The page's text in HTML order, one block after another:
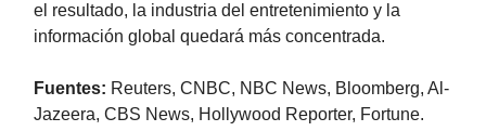
el resultado, la industria del entretenimiento y la
información global quedará más concentrada.
Fuentes: Reuters, CNBC, NBC News, Bloomberg, Al-
Jazeera, CBS News, Hollywood Reporter, Fortune.